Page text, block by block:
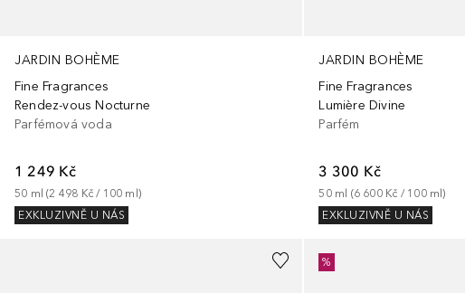
JARDIN BOHÈME
Fine Fragrances
Rendez-vous Nocturne
Parfémová voda
1 249 Kč
50 ml (2 498 Kč / 100 ml)
EXKLUZIVNĚ U NÁS
JARDIN BOHÈME
Fine Fragrances
Lumière Divine
Parfém
3 300 Kč
50 ml (6 600 Kč / 100 ml)
EXKLUZIVNĚ U NÁS
%